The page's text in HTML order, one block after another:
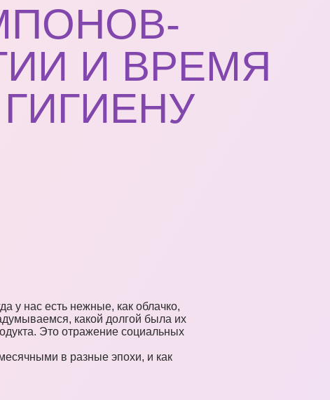
И ВРЕМЯ
у нас есть нежные, как облачко,
какой долгой была их
Это отражение социальных
в разные эпохи, и как